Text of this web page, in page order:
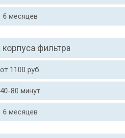
6 месяцев
фильтра
от 1100 руб.
40-80 минут
6 месяцев